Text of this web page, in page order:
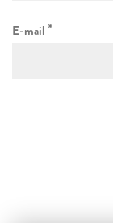
E-mail *